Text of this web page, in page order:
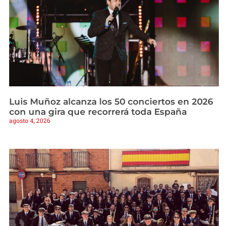
Luis Muñoz alcanza los 50 conciertos en 2026
con una gira que recorrerá toda España
agosto 4, 2026